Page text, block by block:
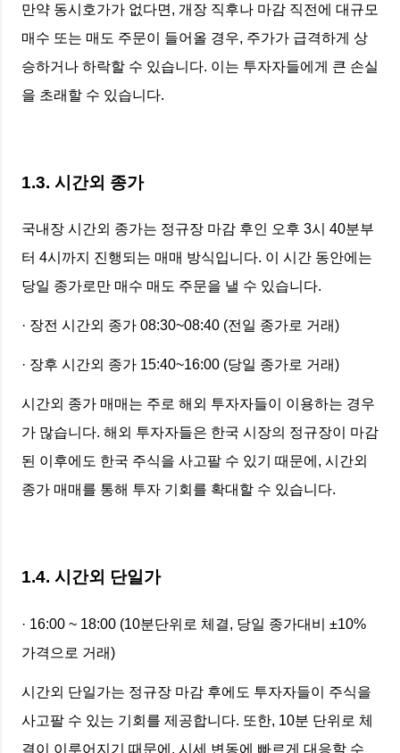
만약 동시호가가 없다면, 개장 직후나 마감 직전에 대규모
매수 또는 매도 주문이 들어올 경우, 주가가 급격하게 상
승하거나 하락할 수 있습니다. 이는 투자자들에게 큰 손실
을 초래할 수 있습니다.
1.3. 시간외 종가
국내장 시간외 종가는 정규장 마감 후인 오후 3시 40분부
터 4시까지 진행되는 매매 방식입니다. 이 시간 동안에는
당일 종가로만 매수 매도 주문을 낼 수 있습니다.
· 장전 시간외 종가 08:30~08:40 (전일 종가로 거래)
· 장후 시간외 종가 15:40~16:00 (당일 종가로 거래)
시간외 종가 매매는 주로 해외 투자자들이 이용하는 경우
가 많습니다. 해외 투자자들은 한국 시장의 정규장이 마감
된 이후에도 한국 주식을 사고팔 수 있기 때문에, 시간외
종가 매매를 통해 투자 기회를 확대할 수 있습니다.
1.4. 시간외 단일가
· 16:00 ~ 18:00 (10분단위로 체결, 당일 종가대비 ±10%
가격으로 거래)
시간외 단일가는 정규장 마감 후에도 투자자들이 주식을
사고팔 수 있는 기회를 제공합니다. 또한, 10분 단위로 체
결이 이루어지기 때문에, 시세 변동에 빠르게 대응할 수